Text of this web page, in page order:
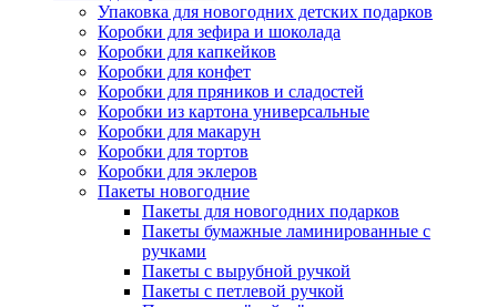
Упаковка для новогодних детских подарков
Коробки для зефира и шоколада
Коробки для капкейков
Коробки для конфет
Коробки для пряников и сладостей
Коробки из картона универсальные
Коробки для макарун
Коробки для тортов
Коробки для эклеров
Пакеты новогодние
Пакеты для новогодних подарков
Пакеты бумажные ламинированные с
ручками
Пакеты с вырубной ручкой
Пакеты с петлевой ручкой